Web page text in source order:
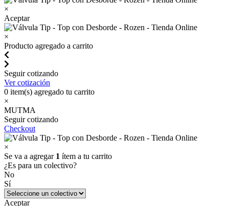
×
Aceptar
×
Producto agregado a carrito
Seguir cotizando
Ver cotización
0 item(s) agregado tu carrito
×
MUTMA
Seguir cotizando
Checkout
×
Se va a agregar 1 ítem a tu carrito
¿Es para un colectivo?
No
Sí
Aceptar